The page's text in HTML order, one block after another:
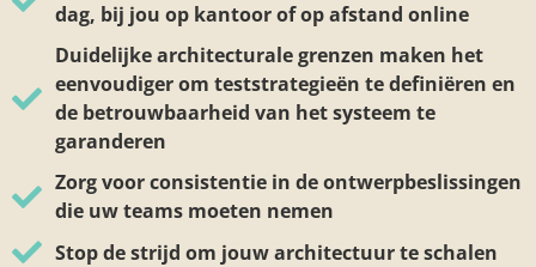
dag, bij jou op kantoor of op afstand online
Duidelijke architecturale grenzen maken het
eenvoudiger om teststrategieën te definiëren en
de betrouwbaarheid van het systeem te
garanderen
Zorg voor consistentie in de ontwerpbeslissingen
die uw teams moeten nemen
Stop de strijd om jouw architectuur te schalen